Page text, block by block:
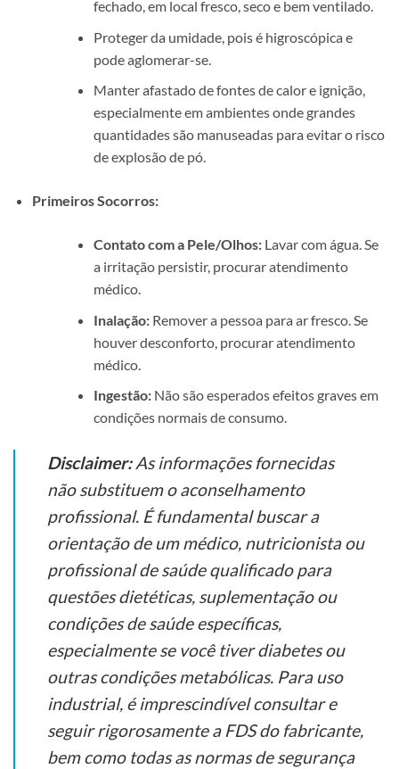
fechado, em local fresco, seco e bem ventilado.
Proteger da umidade, pois é higroscópica e
pode aglomerar-se.
Manter afastado de fontes de calor e ignição,
especialmente em ambientes onde grandes
quantidades são manuseadas para evitar o risco
de explosão de pó.
Primeiros Socorros:
Contato com a Pele/Olhos:Lavar com água. Se
a irritação persistir, procurar atendimento
médico.
Inalação:Remover a pessoa para ar fresco. Se
houver desconforto, procurar atendimento
médico.
Ingestão:Não são esperados efeitos graves em
condições normais de consumo.
Disclaimer:As informações fornecidas
não substituem o aconselhamento
profissional. É fundamental buscar a
orientação de um médico, nutricionista ou
profissional de saúde qualificado para
questões dietéticas, suplementação ou
condições de saúde específicas,
especialmente se você tiver diabetes ou
outras condições metabólicas. Para uso
industrial, é imprescindível consultar e
seguir rigorosamente a FDS do fabricante,
bem como todas as normas de segurança